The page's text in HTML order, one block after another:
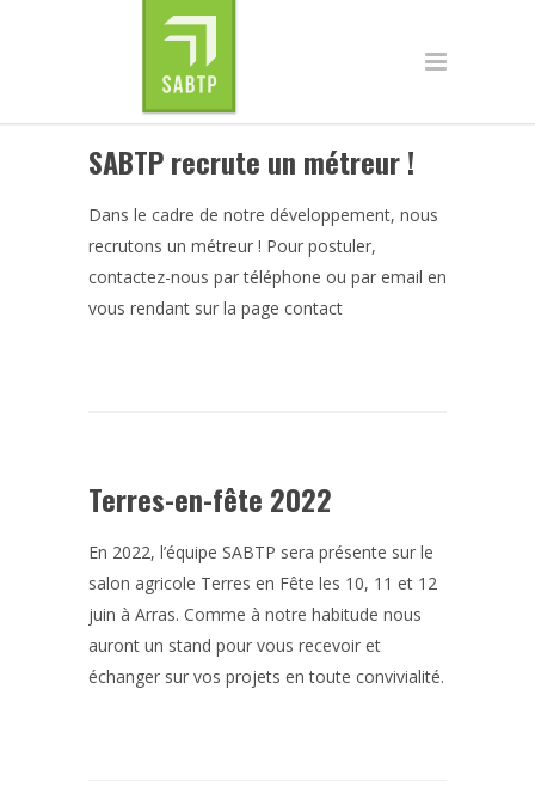
SABTP recrute un métreur !
Dans le cadre de notre développement, nous
recrutons un métreur ! Pour postuler,
contactez-nous par téléphone ou par email en
vous rendant sur la page contact
Terres-en-fête 2022
En 2022, l’équipe SABTP sera présente sur le
salon agricole Terres en Fête les 10, 11 et 12
juin à Arras. Comme à notre habitude nous
auront un stand pour vous recevoir et
échanger sur vos projets en toute convivialité.